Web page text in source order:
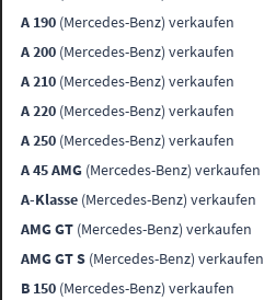
A 190 (Mercedes-Benz) verkaufen
A 200 (Mercedes-Benz) verkaufen
A 210 (Mercedes-Benz) verkaufen
A 220 (Mercedes-Benz) verkaufen
A 250 (Mercedes-Benz) verkaufen
A 45 AMG (Mercedes-Benz) verkaufen
A-Klasse (Mercedes-Benz) verkaufen
AMG GT (Mercedes-Benz) verkaufen
AMG GT S (Mercedes-Benz) verkaufen
B 150 (Mercedes-Benz) verkaufen